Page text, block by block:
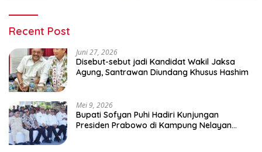
Recent Post
Juni 27, 2026
Disebut-sebut jadi Kandidat Wakil Jaksa
Agung, Santrawan Diundang Khusus Hashim
Mei 9, 2026
Bupati Sofyan Puhi Hadiri Kunjungan
Presiden Prabowo di Kampung Nelayan